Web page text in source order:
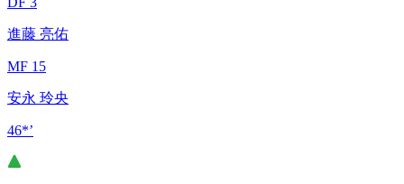
進藤 亮佑
MF 15
安永 玲央
46*’